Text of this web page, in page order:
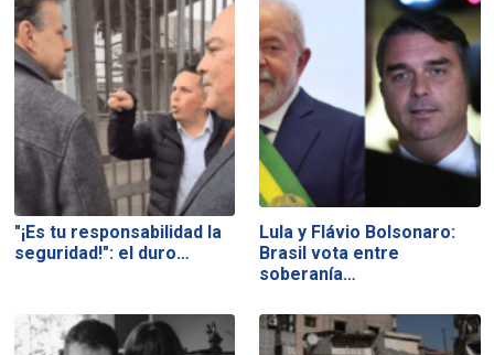
"¡Es tu responsabilidad la
seguridad!": el duro…
Lula y Flávio Bolsonaro:
Brasil vota entre
soberanía…